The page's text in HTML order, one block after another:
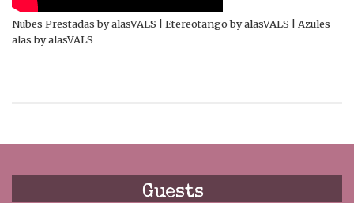
Nubes Prestadas by alasVALS | Etereotango by alasVALS | Azules
alas by alasVALS
Guests